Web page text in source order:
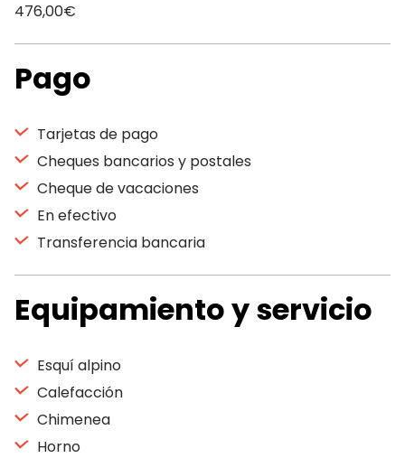
476,00€
Pago
Tarjetas de pago
Cheques bancarios y postales
Cheque de vacaciones
En efectivo
Transferencia bancaria
Equipamiento y servicio
Esquí alpino
Calefacción
Chimenea
Horno